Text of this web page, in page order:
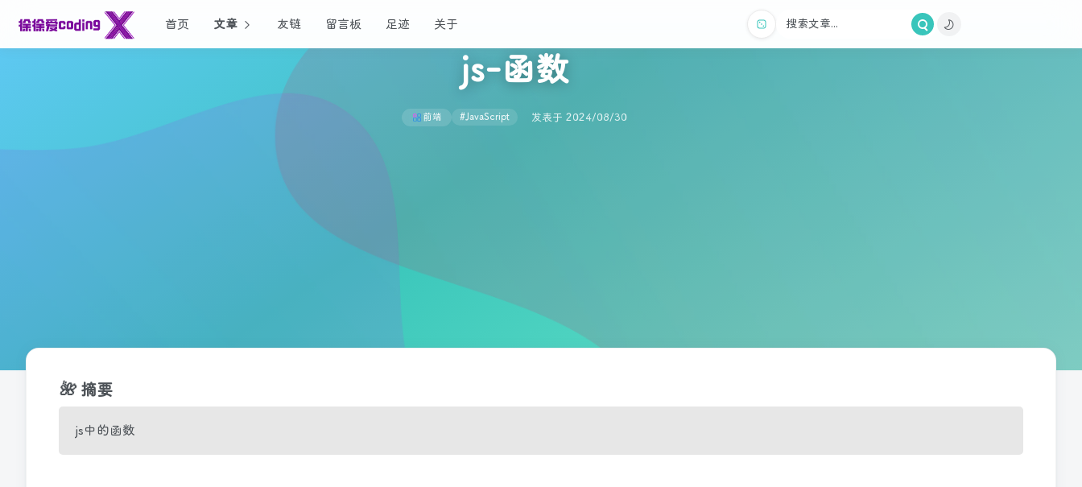
首页 文章 友链 留言板 足迹 关于 搜索文章...
js-函数
前端 #JavaScript 发表于 2024/08/30
🌺摘要
js中的函数
js中的函数